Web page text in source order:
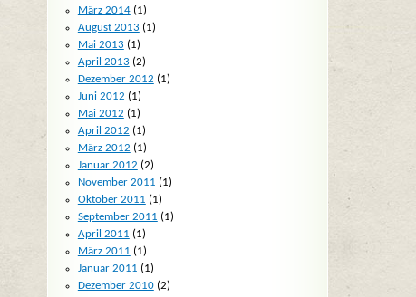
März 2014(1)
August 2013 (1)
Mai 2013 (1)
April 2013 (2)
Dezember 2012 (1)
Juni 2012 (1)
Mai 2012 (1)
April 2012 (1)
März 2012 (1)
Januar 2012 (2)
November 2011 (1)
Oktober 2011 (1)
September 2011 (1)
April 2011 (1)
März 2011 (1)
Januar 2011 (1)
Dezember 2010(2)